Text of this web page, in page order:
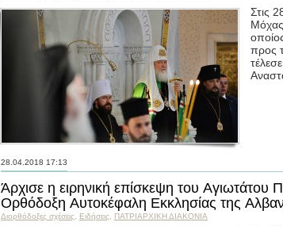
Στις
προς
28.04.2018 17:13
Άρχισε η ειρηνική επίσκεψη του Αγιωτάτου
Ορθόδοξη Αυτοκέφαλη Εκκλησίας της
Διορθόδοξες σχέσεις Ειδήσεις ПΑΤΡΙΑΡΧΙΚΗ ΔΙΑΚΟΝΙΑ